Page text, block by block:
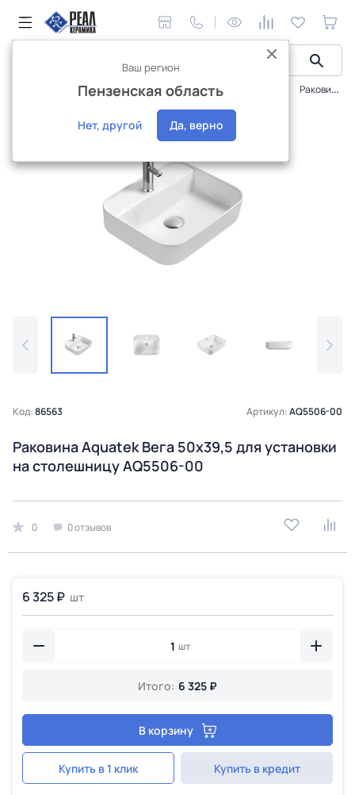
Сантехника и аксессуары Раковины и умывальники Раковина Aquatek Вега 50х39,5 для установки на столешницу AQ5506-00
Код:86563 Артикул:AQ5506-00
Раковина Aquatek Вега 50х39,5 для установки
на столешницу AQ5506-00
0 0 отзывов
6 325 ₽ шт
шт
Итого: 6 325 ₽
В корзину
Купить в 1 клик Купить в кредит
Ваш регион
Пензенская область
Нет, другой Да, верно